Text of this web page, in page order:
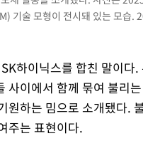
기술 모형이 전시돼 있는 모습.
하이닉스를 합친 말이다
사이에서 함께 묶여 불리
원하는 밈으로 소개됐다.
주는 표현이다.